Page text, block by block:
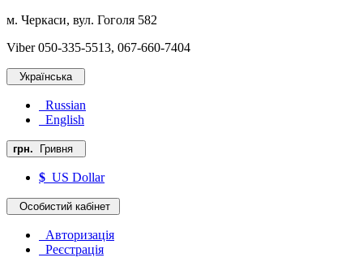
м. Черкаси, вул. Гоголя 582
Viber 050-335-5513, 067-660-7404
Українська
Russian
English
грн. Гривня
$ US Dollar
Особистий кабінет
Авторизація
Реєстрація